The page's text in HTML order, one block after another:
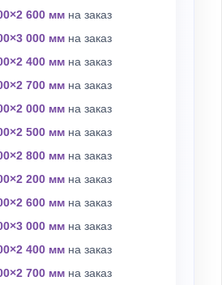
600 мм на заказ
000 мм на заказ
400 мм на заказ
700 мм на заказ
000 мм на заказ
500 мм на заказ
800 мм на заказ
200 мм на заказ
600 мм на заказ
000 мм на заказ
400 мм на заказ
700 мм на заказ